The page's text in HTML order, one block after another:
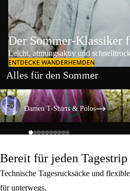
Der Sommer-Klassiker
Leicht, atmungsaktiv und
ENTDECKE WANDERHEMDEN
Alles für den Sommer
Damen T-Shirts & Polos
Damen T-Shirts & Polos
Bereit für jeden Tagestrip
Technische Tagesrucksäcke und
für unterwegs,